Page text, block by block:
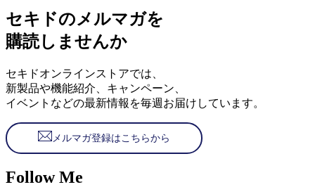
セキドのメルマガを
購読しませんか
セキドオンラインストアでは、
新製品や機能紹介、キャンペーン、
イベントなどの最新情報を毎週お届けしています。
メルマガ登録はこちらから
Follow Me